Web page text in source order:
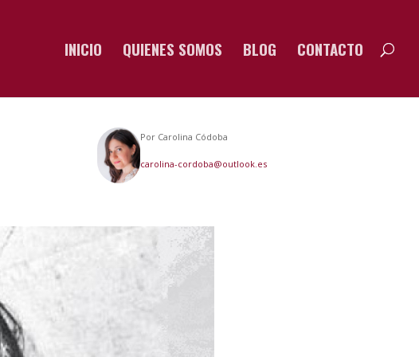
INICIO QUIENES SOMOS BLOG CONTACTO
Por Carolina Códoba
carolina-cordoba@outlook.es